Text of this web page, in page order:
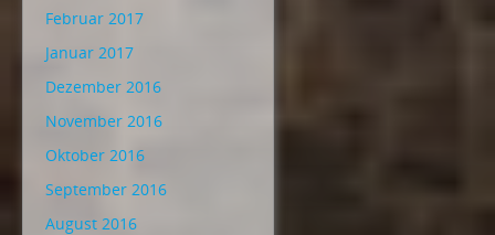
Februar 2017
Januar 2017
Dezember 2016
November 2016
Oktober 2016
September 2016
August 2016